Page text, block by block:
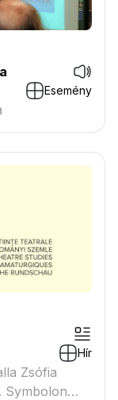
Esemény
Hír
Zsófia
Symbolon